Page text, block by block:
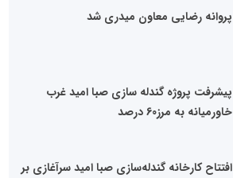
پروانه رضایی معاون میدری شد
پیشرفت پروژه گندله سازی صبا امید غرب
خاورمیانه به مرز60 درصد
افتتاح کارخانه گندله‌سازی صبا امید سرآغازی بر